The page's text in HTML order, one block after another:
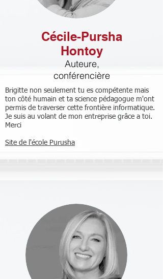
Cécile-Pursha
Hontoy
Auteure,
conférencière
Brigitte non seulement tu es compétente mais
ton côté humain et ta science pédagogue m'ont
permis de traverser cette frontière informatique.
Je suis au volant de mon entreprise grâce a toi.
Merci
Site de l'école Purusha